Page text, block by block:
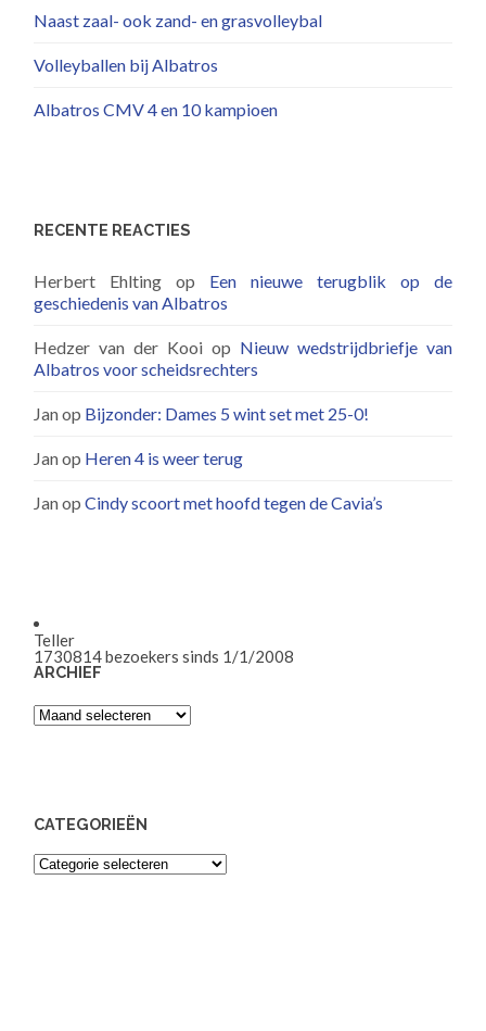
Naast zaal- ook zand- en grasvolleybal
Volleyballen bij Albatros
Albatros CMV 4 en 10 kampioen
RECENTE REACTIES
Herbert Ehlting op Een nieuwe terugblik op de
geschiedenis van Albatros
Hedzer van der Kooi op Nieuw wedstrijdbriefje van
Albatros voor scheidsrechters
Janop Bijzonder: Dames 5 wint set met 25-0!
Janop Heren 4 is weer terug
JanopCindy scoort met hoofd tegen de Cavia’s
Teller
1730814bezoekers sinds 1/1/2008
ARCHIEF
Archief
CATEGORIEËN
Categorieën